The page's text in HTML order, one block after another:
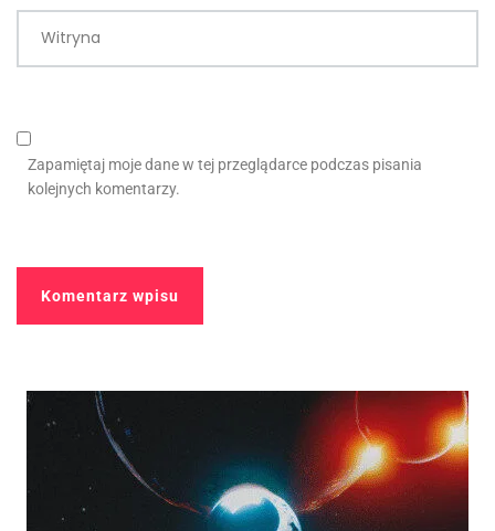
Witryna
Zapamiętaj moje dane w tej przeglądarce podczas pisania
kolejnych komentarzy.